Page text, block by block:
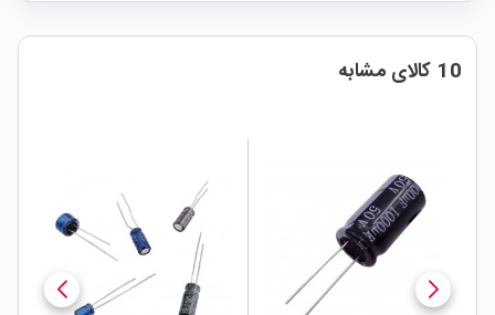
10 کالای مشابه